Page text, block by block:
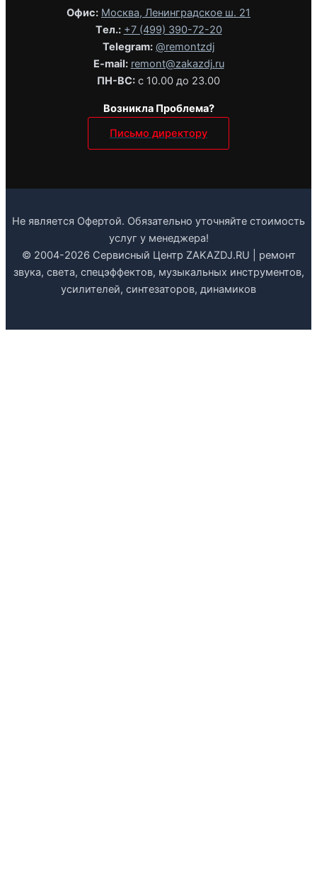
Офис: Москва, Ленинградское ш. 21
Tел.: +7 (499) 390-72-20
Telegram: @remontzdj‬
E-mail: remont@zakazdj.ru
ПН-ВС: с 10.00 до 23.00
Возникла Проблема?
Письмо директору
Не является Офертой. Обязательно уточняйте стоимость
услуг у менеджера!
© 2004-2026 Сервисный Центр ZAKAZDJ.RU | ремонт
звука, света, спецэффектов, музыкальных инструментов,
усилителей, синтезаторов, динамиков